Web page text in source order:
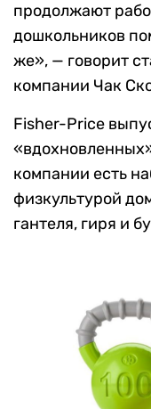
продолжают
дошкольников
же», — говорит
компании Чак
Fisher-Price
компании есть
физкультурой
гантеля, гиря и